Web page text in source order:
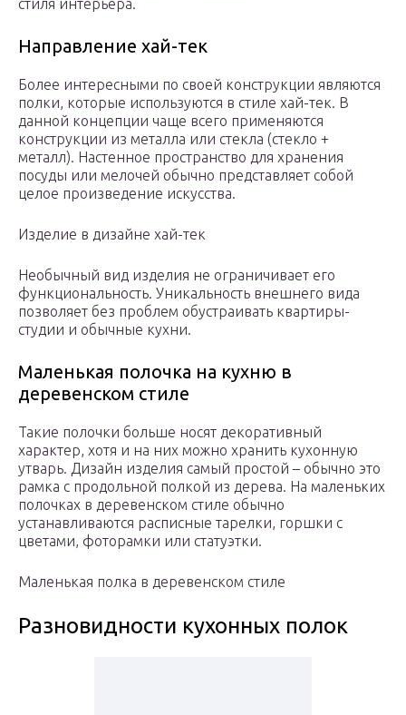
стиля интерьера.
Направление хай-тек
Более интересными по своей конструкции являются
полки, которые используются в стиле хай-тек. В
данной концепции чаще всего применяются
конструкции из металла или стекла (стекло +
металл). Настенное пространство для хранения
посуды или мелочей обычно представляет собой
целое произведение искусства.
Изделие в дизайне хай-тек
Необычный вид изделия не ограничивает его
функциональность. Уникальность внешнего вида
позволяет без проблем обустраивать квартиры-
студии и обычные кухни.
Маленькая полочка на кухню в
деревенском стиле
Такие полочки больше носят декоративный
характер, хотя и на них можно хранить кухонную
утварь. Дизайн изделия самый простой – обычно это
рамка с продольной полкой из дерева. На маленьких
полочках в деревенском стиле обычно
устанавливаются расписные тарелки, горшки с
цветами, фоторамки или статуэтки.
Маленькая полка в деревенском стиле
Разновидности кухонных полок